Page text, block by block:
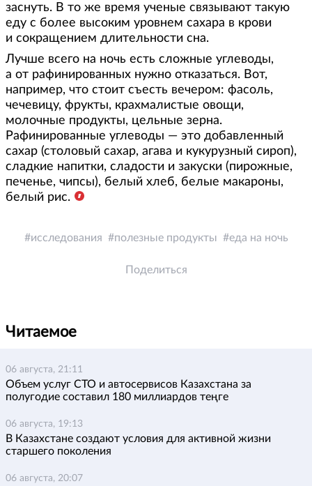
заснуть. В то же время ученые связывают такую
еду с более высоким уровнем сахара в крови
и сокращением длительности сна.
Лучше всего на ночь есть сложные углеводы,
а от рафинированных нужно отказаться. Вот,
например, что стоит съесть вечером: фасоль,
чечевицу, фрукты, крахмалистые овощи,
молочные продукты, цельные зерна.
Рафинированные углеводы — это добавленный
сахар (столовый сахар, агава и кукурузный сироп),
сладкие напитки, сладости и закуски (пирожные,
печенье, чипсы), белый хлеб, белые макароны,
белый рис.
исследования полезные продукты еда на ночь
Поделиться
Читаемое
06 августа, 21:11
Объем услуг СТО и автосервисов Казахстана за
полугодие составил 180 миллиардов теңге
06 августа, 19:13
В Казахстане создают условия для активной жизни
старшего поколения
06 августа, 20:07